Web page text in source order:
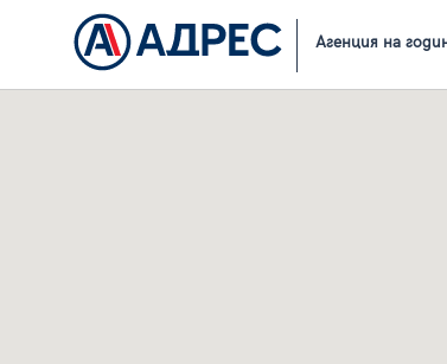
Агенция на
Начало Резултати от търсене